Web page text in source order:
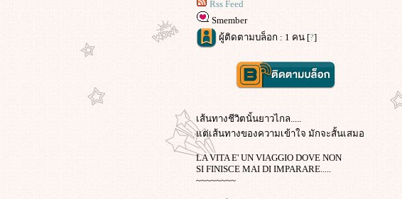
Rss Feed
Smember
ผู้ติดตามบล็อก : 1 คน [?]
เส้นทางชีวิตนั้นยาวไกล.....
ต่เส้นทางของความเข้าใจ มักจะสั้นเสมอ
LA VITA E' UN VIAGGIO DOVE NON
SI FINISCE MAI DI IMPARARE.....
~~~~~~~~